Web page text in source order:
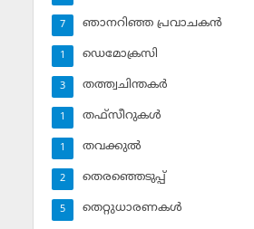
ഞാനറിഞ്ഞ പ്രവാചകന്‍
7
ഡെമോക്രസി
1
തത്ത്വചിന്തകര്‍
3
തഫ്‌സീറുകള്‍
1
തവക്കുല്‍
1
തെരഞ്ഞെടുപ്പ്
2
തെറ്റുധാരണകള്‍
5